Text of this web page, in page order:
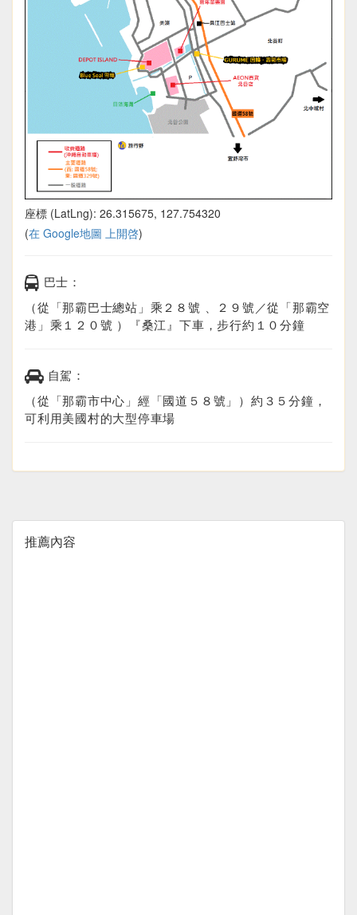
座標 (LatLng): 26.315675, 127.754320
(在 Google地圖 上開啓)
巴士：
（從「那霸巴士總站」乘２８號 、２９號／從「那霸空
港」乘１２０號 ）『桑江』下車，步行約１０分鐘
自駕：
（從「那霸市中心」經「國道５８號」）約３５分鐘，
可利用美國村的大型停車場
推薦內容